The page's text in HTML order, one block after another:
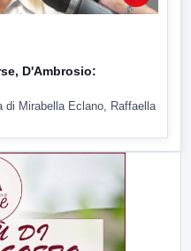
D'Ambrosio:
di Mirabella Eclano, Raffaella